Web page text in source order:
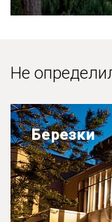
Не
Березки